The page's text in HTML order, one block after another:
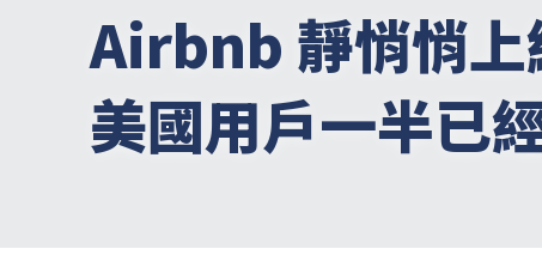
Airbnb 靜悄悄上
美國用戶一半已